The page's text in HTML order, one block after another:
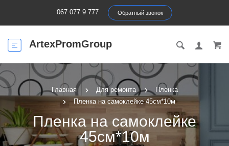
067 077 9 777 Обратный звонок
ArtexPromGroup
Главная Для ремонта
Пленка
Пленка на самоклейке 45см*10м
Пленка на самоклейке
45см*10м